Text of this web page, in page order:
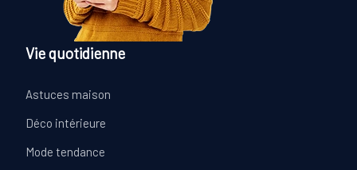
Vie quotidienne
Astuces maison
Déco intérieure
Mode tendance